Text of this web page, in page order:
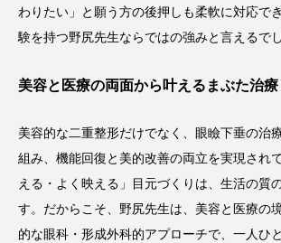
わりたい」と願う方の後押しも柔軟に対応で
験を持つ野尻先生ならではの強みと言えるでし
美容と医療の両面から叶えるまぶた治療
美容的な二重整形だけでなく、眼瞼下垂の治
組み、機能回復と美的改善の両立を実現され
える・よく映える」目元づくりは、生活の質
す。だからこそ、野尻先生は、美容と医療の
的な眼科・形成外科的アプローチで、一人ひ